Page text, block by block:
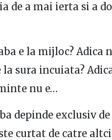
de a mai ierta si a
e la mijloc? Adica
la sura incuiata?
nu e…
depinde exclusiv de
curtat de catre